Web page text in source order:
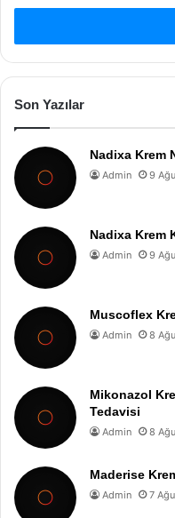
Son Yazılar
Nadixa Krem
Admin 9
Nadixa Krem
Admin 9
Muscoflex
Admin 8
Mikonazol
Tedavisi
Admin 8
Maderise
Admin 7